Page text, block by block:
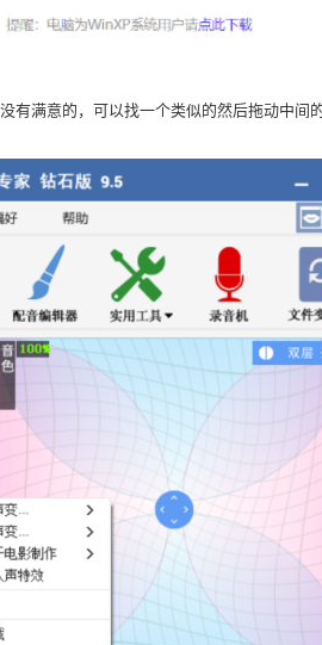
满意的，可以找一个类似的然后拖动中间